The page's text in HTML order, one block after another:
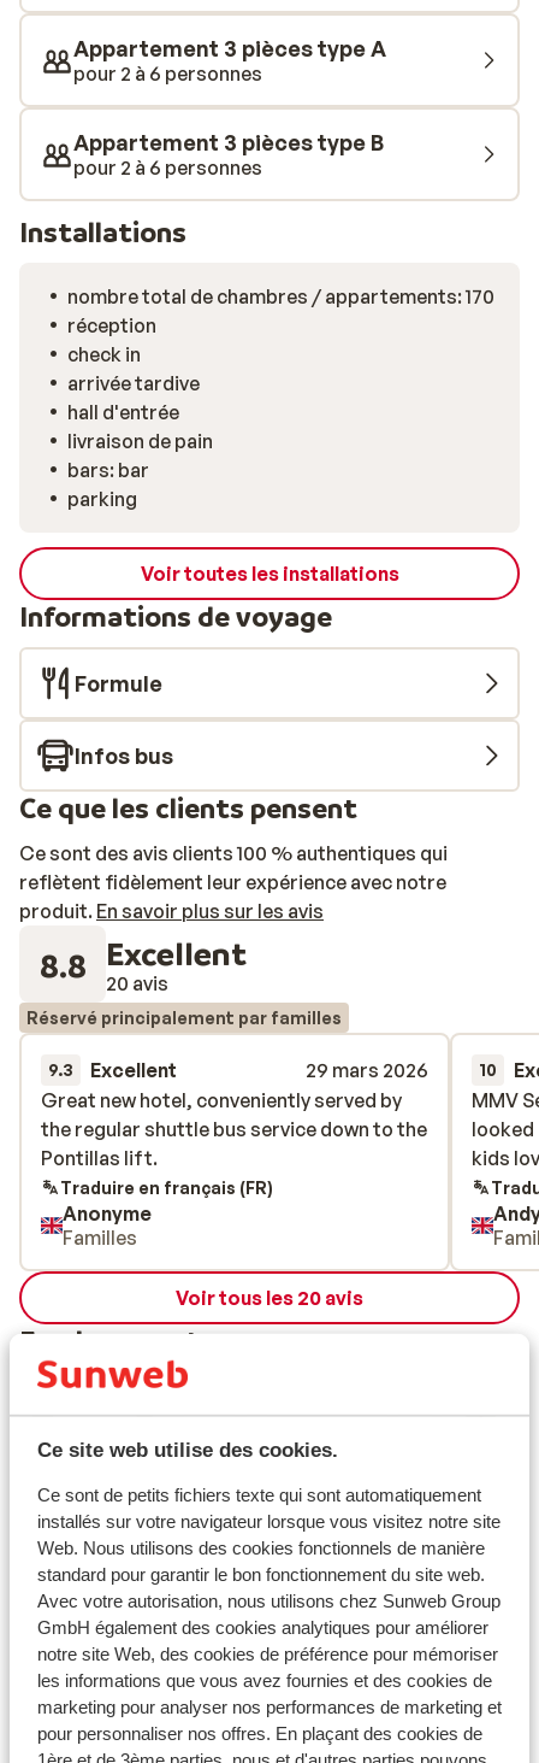
Ce site web utilise des cookies.
Ce sont de petits fichiers texte qui sont automatiquement
installés sur votre navigateur lorsque vous visitez notre site
Web. Nous utilisons des cookies fonctionnels de manière
standard pour garantir le bon fonctionnement du site web.
Avec votre autorisation, nous utilisons chez Sunweb Group
GmbH également des cookies analytiques pour améliorer
notre site Web, des cookies de préférence pour mémoriser
les informations que vous avez fournies et des cookies de
marketing pour analyser nos performances de marketing et
pour personnaliser nos offres. En plaçant des cookies de
sauna ou le hammam. Le salon convivial avec cheminée
est l’endroit idéal pour se ressourcer, tandis que les
enfants et les adolescents pourront s’amuser dans les
clubs qui leur sont dédiés: kids, junior et teens. Avec un
moments de détente en fin de journée, tout est réuni
pour un séjour sans souci.
Appartement 3 pièces type A
pour 2 à 6 personnes
Appartement 3 pièces type B
pour 2 à 6 personnes
Installations
nombre total de chambres / appartements: 170
réception
check in
arrivée tardive
hall d'entrée
livraison de pain
bars: bar
parking
Voir toutes les installations
Informations de voyage
Formule
Infos bus
Ce que les clients pensent
Ce sont des avis clients 100 % authentiques qui
reflètent fidèlement leur expérience avec notre
produit. En savoir plus sur les avis
8.8 Excellent
20 avis
Réservé principalement par familles
9.3 Excellent
29 mars 2026
Great new hotel, conveniently served by
the regular shuttle bus service down to the
Pontillas lift.
Great new hotel, conveniently served by
the regular shuttle bus service down to the
Pontillas lift.
Traduire en français (FR)
Anonyme
Familles
10
MMV
looked
kids
MMV
looked
kids
Voir tous les 20 avis
Emplacement
À proximité
Dans le centre
Distance jusqu'aux pistes de ski environ 500
mètres
Distance jusqu'a l'arrêt du bus de ski environ 150